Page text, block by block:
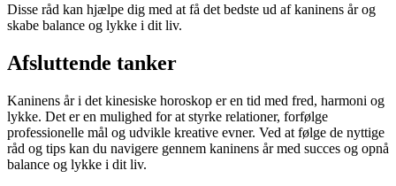
Disse råd kan hjælpe dig med at få det bedste ud af kaninens år og
skabe balance og lykke i dit liv.
Afsluttende tanker
Kaninens år i det kinesiske horoskop er en tid med fred, harmoni og
lykke. Det er en mulighed for at styrke relationer, forfølge
professionelle mål og udvikle kreative evner. Ved at følge de nyttige
råd og tips kan du navigere gennem kaninens år med succes og opnå
balance og lykke i dit liv.